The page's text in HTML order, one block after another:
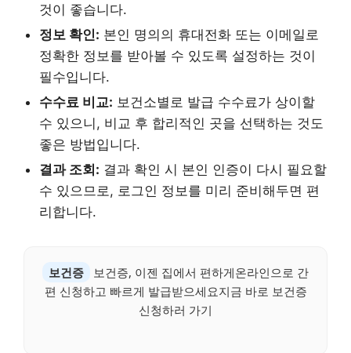
것이 좋습니다.
정보 확인: 본인 명의의 휴대전화 또는 이메일로
정확한 정보를 받아볼 수 있도록 설정하는 것이
필수입니다.
수수료 비교: 보건소별로 발급 수수료가 상이할
수 있으니, 비교 후 합리적인 곳을 선택하는 것도
좋은 방법입니다.
결과 조회: 결과 확인 시 본인 인증이 다시 필요할
수 있으므로, 로그인 정보를 미리 준비해두면 편
리합니다.
보건증
보건증, 이젠 집에서 편하게온라인으로 간
편 신청하고 빠르게 발급받으세요지금 바로 보건증
신청하러 가기